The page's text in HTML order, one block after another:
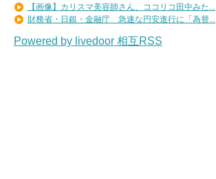
【画像】カリスマ美容師さん、ココリコ田中みた...
財務省・日銀・金融庁 急速な円安進行に「為替...
Powered by livedoor 相互RSS